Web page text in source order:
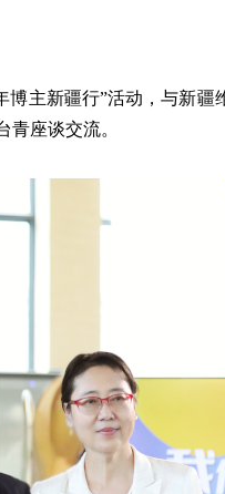
主新疆行”活动，与新疆
座谈交流。